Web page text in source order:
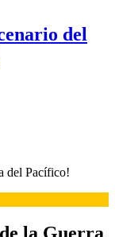
del
del Pacífico!